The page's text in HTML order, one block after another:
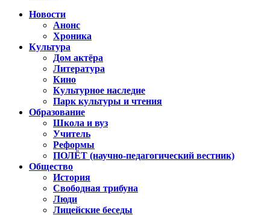
Новости
Анонс
Хроника
Культура
Дом актёра
Литература
Кино
Культурное наследие
Парк культуры и чтения
Образование
Школа и вуз
Учитель
Реформы
ПОЛЁТ (научно-педагогический вестник)
Общество
История
Свободная трибуна
Люди
Лицейские беседы